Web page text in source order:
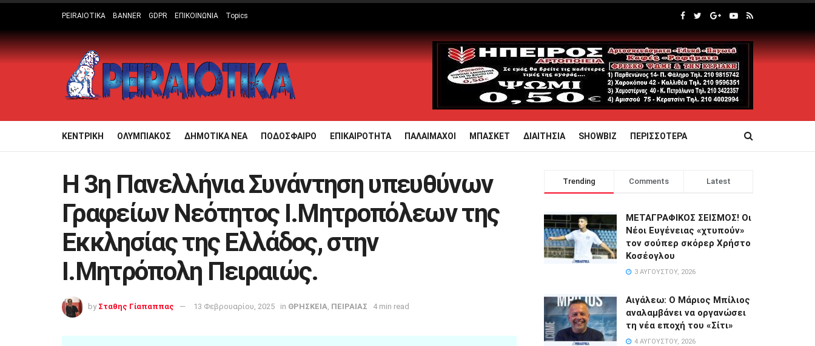
PEIRAIOTIKA BANNER GDPR ΕΠΙΚΟΙΝΩΝΙΑ Topics
ΚΕΝΤΡΙΚΗ ΟΛΥΜΠΙΑΚΟΣ ΔΗΜΟΤΙΚΑ ΝΕΑ ΠΟΔΟΣΦΑΙΡΟ ΕΠΙΚΑΙΡΟΤΗΤΑ ΠΑΛΑΙΜΑΧΟΙ ΜΠΑΣΚΕΤ ΔΙΑΙΤΗΣΙΑ SHOWBIZ ΠΕΡΙΣΣΟΤΕΡΑ
Η 3η Πανελλήνια Συνάντηση υπευθύνων
Γραφείων Νεότητος Ι.Μητροπόλεων της
Εκκλησίας της Ελλάδος, στην
Ι.Μητρόπολη Πειραιώς.
by Σταθης Γίαπαππας 13 Φεβρουαρίου, 2025 in ΘΡΗΣΚΕΙΑ ΠΕΙΡΑΙΑΣ 4 min read
Trending Comments Latest
ΜΕΤΑΓΡΑΦΙΚΟΣ ΣΕΙΣΜΟΣ! Οι
Νέοι Ευγένειας «χτυπούν»
τον σούπερ σκόρερ Χρήστο
Κοσέογλου
3 ΑΥΓΟΎΣΤΟΥ, 2026
Αιγάλεω: Ο Μάριος Μπίλιος
αναλαμβάνει να οργανώσει
τη νέα εποχή του «Σίτι»
4 ΑΥΓΟΎΣΤΟΥ, 2026